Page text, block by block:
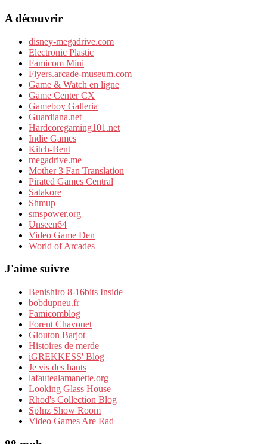
A découvrir
disney-megadrive.com
Electronic Plastic
Famicom Mini
Flyers.arcade-museum.com
Game & Watch en ligne
Game Center CX
Gameboy Galleria
Guardiana.net
Hardcoregaming101.net
Indie Games
Kitch-Bent
megadrive.me
Mother 3 Fan Translation
Pirated Games Central
Satakore
Shmup
smspower.org
Unseen64
Video Game Den
World of Arcades
J'aime suivre
Benishiro 8-16bits Inside
bobdupneu.fr
Famicomblog
Forent Chavouet
Glouton Barjot
Histoires de merde
iGREKKESS' Blog
Je vis des hauts
lafautealamanette.org
Looking Glass House
Rhod's Collection Blog
Sp!nz Show Room
Video Games Are Rad